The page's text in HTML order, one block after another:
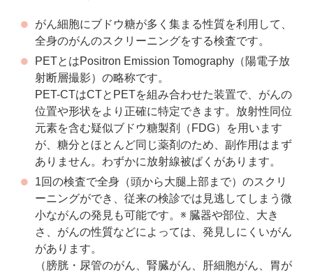
がん細胞にブドウ糖が多く集まる性質を利用して、
全身のがんのスクリーニングをする検査です。
PETとはPositron Emission Tomography（陽電子放
射断層撮影）の略称です。
PET-CTはCTとPETを組み合わせた装置で、がんの
位置や形状をより正確に特定できます。放射性同位
元素を含む疑似ブドウ糖製剤（FDG）を用います
が、糖分とほとんど同じ薬剤のため、副作用はまず
ありません。わずかに放射線被ばくがあります。
1回の検査で全身（頭から大腿上部まで）のスクリ
ーニングができ、従来の検診では見逃してしまう微
小ながんの発見も可能です。※ 臓器や部位、大き
さ、がんの性質などによっては、発見しにくいがん
があります。
（膀胱・尿管のがん、腎臓がん、肝細胞がん、胃が